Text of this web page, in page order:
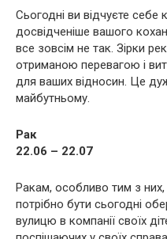
Сьогодні ви відчуєте себе
досвідченіше вашого
все зовсім не так. Зірки
отриманою перевагою і
для ваших відносин. Це
майбутньому.
Рак
22.06 – 22.07
Ракам, особливо тим з них,
потрібно бути сьогодні
вулицю в компанії своїх